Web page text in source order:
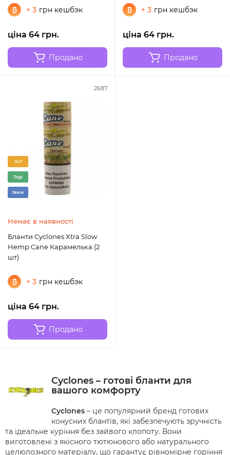
+ 3 грн кешбэк
ціна 64 грн.
Продано
+ 3 грн кешбэк
ціна 64 грн.
Продано
2687
Хіт
Top
New
Немає в наявності
Бланти Cyclones Xtra Slow
Hemp Cane Карамелька (2
шт)
+ 3 грн кешбэк
ціна 64 грн.
Продано
Cyclones – готові бланти для
вашого комфорту
Cyclones – це популярний бренд готових
конусних блантів, які забезпечують зручність
та ідеальне куріння без зайвого клопоту. Вони
виготовлені з якісного тютюнового або натурального
целюлозного матеріалу, що гарантує рівномірне горіння